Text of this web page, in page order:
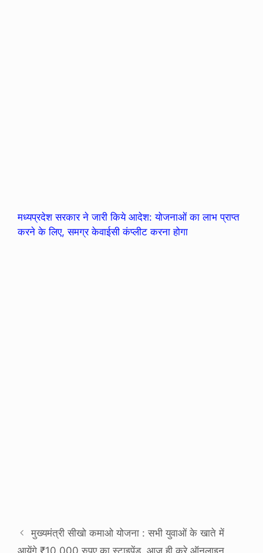
मध्यप्रदेश सरकार ने जारी किये आदेश: योजनाओं का लाभ प्राप्त
करने के लिए, समग्र केवाईसी कंप्लीट करना होगा
मुख्यमंत्री सीखो कमाओ योजना : सभी युवाओं के खाते में
आयेंगे ₹10,000 रुपए का स्टाइपेंड, आज ही करे ऑनलाइन